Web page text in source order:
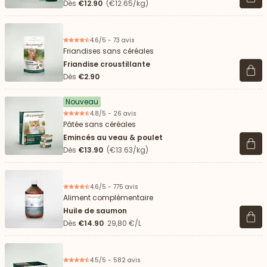
Dès €12.90 (€12.65/kg)
4.6/5 - 73 avis
Friandises sans céréales
Friandise croustillante
Dès €2.90 Voir
Nouveau
4.8/5 - 26 avis
Pâtée sans céréales
Emincés au veau & poulet
Dès €13.90 (€13.63/kg) Voir
4.6/5 - 775 avis
Aliment complémentaire
Huile de saumon
Dès €14.90 29,80 €/L Voir
4.5/5 - 582 avis